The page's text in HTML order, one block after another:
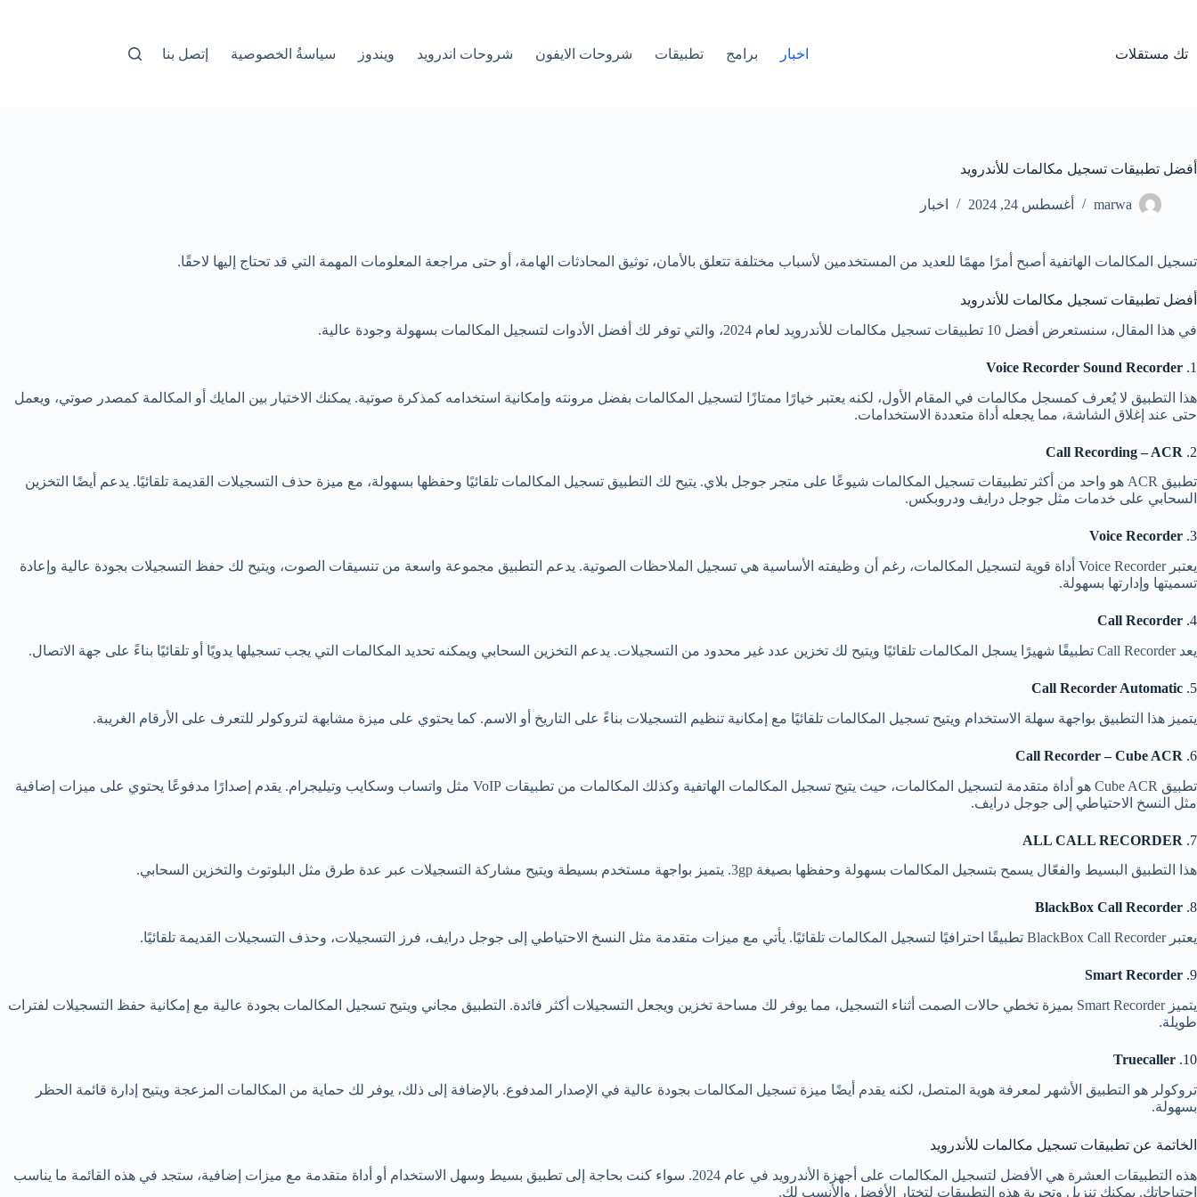
تك مستقلات اخبار برامج تطبيقات شروحات الايفون شروحات اندرويد ويندوز سياسةُ الخصوصية إتصل بنا
أفضل تطبيقات تسجيل مكالمات للأندرويد
marwa أغسطس 24, 2024 اخبار
تسجيل المكالمات الهاتفية أصبح أمرًا مهمًا للعديد من المستخدمين لأسباب مختلفة تتعلق بالأمان، توثيق المحادثات الهامة، أو حتى مراجعة المعلومات المهمة التي قد تحتاج إليها لاحقًا.
أفضل تطبيقات تسجيل مكالمات للأندرويد
في هذا المقال، سنستعرض أفضل 10 تطبيقات تسجيل مكالمات للأندرويد لعام 2024، والتي توفر لك أفضل الأدوات لتسجيل المكالمات بسهولة وجودة عالية.
1.
Voice Recorder Sound Recorder
هذا التطبيق لا يُعرف كمسجل مكالمات في المقام الأول، لكنه يعتبر خيارًا ممتازًا لتسجيل المكالمات بفضل مرونته وإمكانية استخدامه كمذكرة صوتية. يمكنك الاختيار بين المايك أو المكالمة كمصدر صوتي، ويعمل
حتى عند إغلاق الشاشة، مما يجعله أداة متعددة الاستخدامات.
2.
Call Recording – ACR
تطبيق ACR هو واحد من أكثر تطبيقات تسجيل المكالمات شيوعًا على متجر جوجل بلاي. يتيح لك التطبيق تسجيل المكالمات تلقائيًا وحفظها بسهولة، مع ميزة حذف التسجيلات القديمة تلقائيًا. يدعم أيضًا التخزين
السحابي على خدمات مثل جوجل درايف ودروبكس.
3.
Voice Recorder
يعتبر Voice Recorder أداة قوية لتسجيل المكالمات، رغم أن وظيفته الأساسية هي تسجيل الملاحظات الصوتية. يدعم التطبيق مجموعة واسعة من تنسيقات الصوت، ويتيح لك حفظ التسجيلات بجودة عالية وإعادة
تسميتها وإدارتها بسهولة.
4.
Call Recorder
يعد Call Recorder تطبيقًا شهيرًا يسجل المكالمات تلقائيًا ويتيح لك تخزين عدد غير محدود من التسجيلات. يدعم التخزين السحابي ويمكنه تحديد المكالمات التي يجب تسجيلها يدويًا أو تلقائيًا بناءً على جهة الاتصال.
5.
Call Recorder Automatic
يتميز هذا التطبيق بواجهة سهلة الاستخدام ويتيح تسجيل المكالمات تلقائيًا مع إمكانية تنظيم التسجيلات بناءً على التاريخ أو الاسم. كما يحتوي على ميزة مشابهة لتروكولر للتعرف على الأرقام الغريبة.
6.
Call Recorder – Cube ACR
تطبيق Cube ACR هو أداة متقدمة لتسجيل المكالمات، حيث يتيح تسجيل المكالمات الهاتفية وكذلك المكالمات من تطبيقات VoIP مثل واتساب وسكايب وتيليجرام. يقدم إصدارًا مدفوعًا يحتوي على ميزات إضافية
مثل النسخ الاحتياطي إلى جوجل درايف.
7.
ALL CALL RECORDER
هذا التطبيق البسيط والفعّال يسمح بتسجيل المكالمات بسهولة وحفظها بصيغة 3gp. يتميز بواجهة مستخدم بسيطة ويتيح مشاركة التسجيلات عبر عدة طرق مثل البلوتوث والتخزين السحابي.
8.
BlackBox Call Recorder
يعتبر BlackBox Call Recorder تطبيقًا احترافيًا لتسجيل المكالمات تلقائيًا. يأتي مع ميزات متقدمة مثل النسخ الاحتياطي إلى جوجل درايف، فرز التسجيلات، وحذف التسجيلات القديمة تلقائيًا.
9.
Smart Recorder
يتميز Smart Recorder بميزة تخطي حالات الصمت أثناء التسجيل، مما يوفر لك مساحة تخزين ويجعل التسجيلات أكثر فائدة. التطبيق مجاني ويتيح تسجيل المكالمات بجودة عالية مع إمكانية حفظ التسجيلات لفترات
طويلة.
10.
Truecaller
تروكولر هو التطبيق الأشهر لمعرفة هوية المتصل، لكنه يقدم أيضًا ميزة تسجيل المكالمات بجودة عالية في الإصدار المدفوع. بالإضافة إلى ذلك، يوفر لك حماية من المكالمات المزعجة ويتيح إدارة قائمة الحظر
بسهولة.
الخاتمة عن تطبيقات تسجيل مكالمات للأندرويد
هذه التطبيقات العشرة هي الأفضل لتسجيل المكالمات على أجهزة الأندرويد في عام 2024. سواء كنت بحاجة إلى تطبيق بسيط وسهل الاستخدام أو أداة متقدمة مع ميزات إضافية، ستجد في هذه القائمة ما يناسب
احتياجاتك. يمكنك تنزيل وتجربة هذه التطبيقات لتختار الأفضل والأنسب لك.